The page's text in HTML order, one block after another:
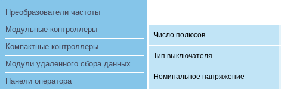
Преобразователи частоты
Модульные контроллеры
Компактные контроллеры
Модули удаленного сбора данных
Панели оператора
Число полюсов
Тип выключателя
Номинальное напряжение